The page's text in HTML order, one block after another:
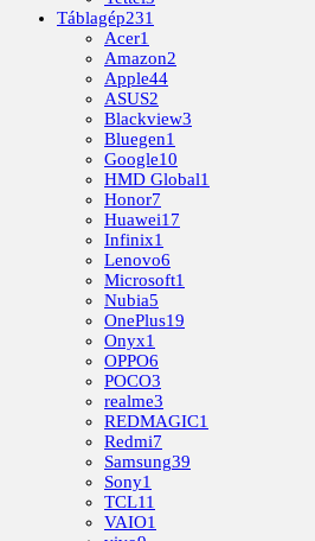
Táblagép231
Acer1
Amazon2
Apple44
ASUS2
Blackview3
Bluegen1
Google10
HMD Global1
Honor7
Huawei17
Infinix1
Lenovo6
Microsoft1
Nubia5
OnePlus19
Onyx1
OPPO6
POCO3
realme3
REDMAGIC1
Redmi7
Samsung39
Sony1
TCL11
VAIO1